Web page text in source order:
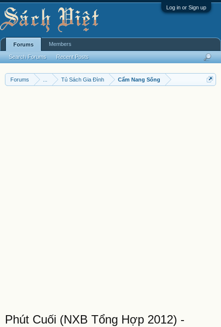
Log in or Sign up
Forums Tủ Sách Gia Đình Cẩm Nang Sống
Phút Cuối (NXB Tổng Hợp 2012) -
Forums
Search Forums Recent Posts
Members